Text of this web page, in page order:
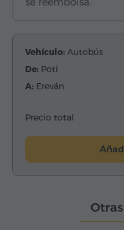
Vehículo: Autobús
De: Poti
A: Ereván
Precio total